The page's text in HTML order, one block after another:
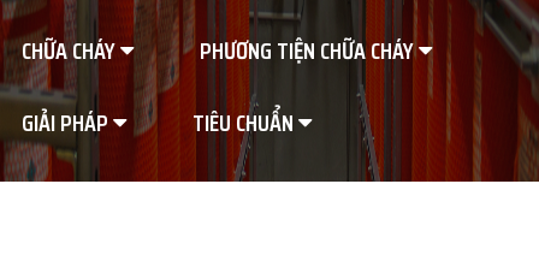
CHỮA CHÁY
PHƯƠNG TIỆN CHỮA CHÁY
GIẢI PHÁP
TIÊU CHUẨN